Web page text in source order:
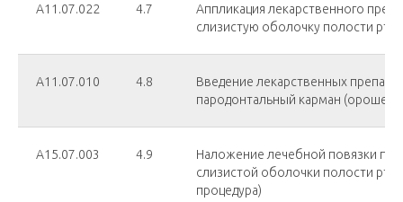
А11.07.022 4.7
Аппликация лекарственного
слизистую оболочку полости рта
А11.07.010 4.8
Введение лекарственных
пародонтальный карман
А15.07.003 4.9
Наложение лечебной повязки
слизистой оболочки полости рта
процедура)